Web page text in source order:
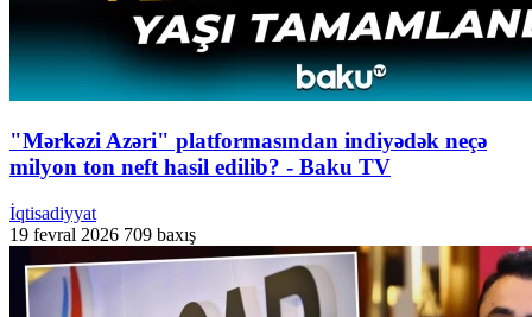
"Mərkəzi Azəri" platformasından indiyədək neçə
milyon ton neft hasil edilib? - Baku TV
İqtisadiyyat
19 fevral 2026 709 baxış